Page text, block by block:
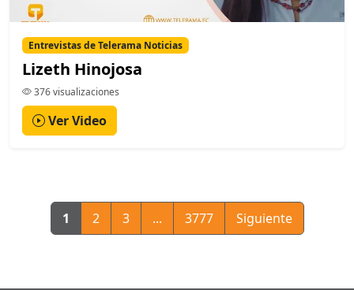
Entrevistas de Telerama Noticias
Lizeth Hinojosa
376 visualizaciones
Ver Video
1 2 3 ... 3777 Siguiente